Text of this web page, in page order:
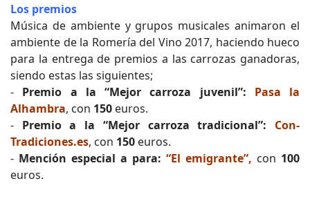
Los premios
Música de ambiente y grupos musicales animaron el
ambiente de la Romería del Vino 2017, haciendo hueco
para la entrega de premios a las carrozas ganadoras,
siendo estas las siguientes;
- Premio a la “Mejor carroza juvenil”: Pasa la
Alhambra, con 150 euros.
- Premio a la “Mejor carroza tradicional”: Con-
Tradiciones.es, con 150 euros.
- Mención especial a para: “El emigrante”, con 100
euros.